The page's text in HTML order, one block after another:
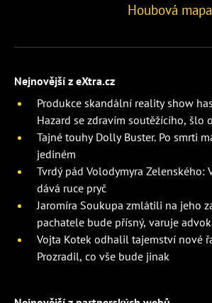
Houbová mapa
Nejnovější z eXtra.cz
Produkce skandální reality show
Hazard se zdravím soutěžícího, šlo
Tajné touhy Dolly Buster. Po smrti
jediném
Tvrdý pád Volodymyra Zelenského:
dává ruce pryč
Jaromíra Soukupa zmlátili na jeho
pachatele bude přísný, varuje
Vojta Kotek odhalil tajemství nové
Prozradil, co vše bude jinak